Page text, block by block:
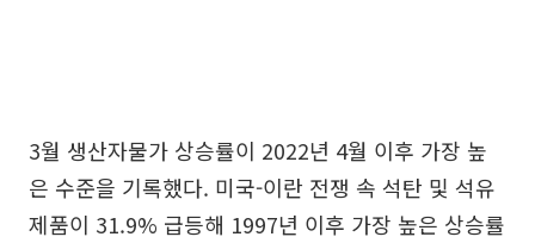
3월 생산자물가 상승률이 2022년 4월 이후 가장 높
은 수준을 기록했다. 미국-이란 전쟁 속 석탄 및 석유
제품이 31.9% 급등해 1997년 이후 가장 높은 상승률